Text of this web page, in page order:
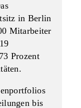
in Berlin
Mitarbeiter
Prozent
bis